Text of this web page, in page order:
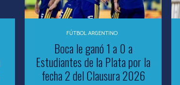
FÚTBOL ARGENTINO
Boca le ganó 1 a 0 a
Estudiantes de la Plata por la
fecha 2 del Clausura 2026